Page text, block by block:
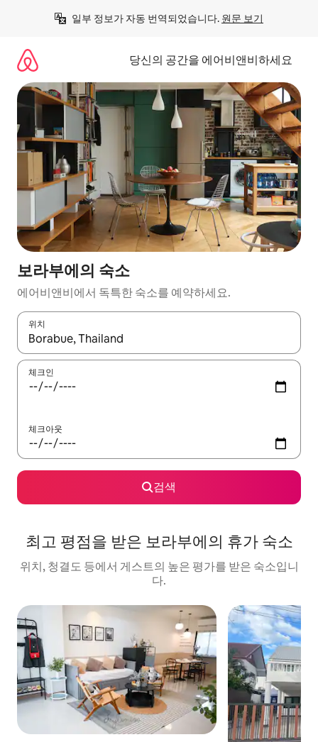
일부 정보가 자동 번역되었습니다. 원문 보기
당신의 공간을 에어비앤비하세요
보라부에의 숙소
에어비앤비에서 독특한 숙소를 예약하세요.
위치
결과가 나오면 위·아래 화살표 키를 사용하거나 터치 또는 스와이
체크인
체크아웃
검색
최고 평점을 받은 보라부에의 휴가 숙소
위치, 청결도 등에서 게스트의 높은 평가를 받은 숙소입니
다.